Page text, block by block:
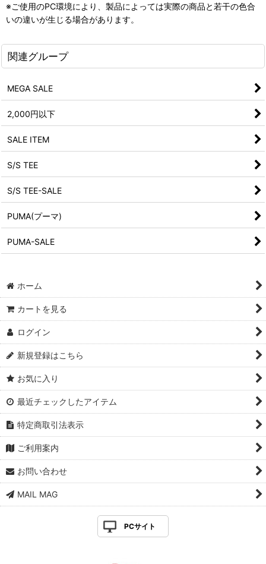
※ご使用のPC環境により、製品によっては実際の商品と若干の色合
いの違いが生じる場合があります。
関連グループ
MEGA SALE
2,000円以下
SALE ITEM
S/S TEE
S/S TEE-SALE
PUMA(プーマ)
PUMA-SALE
ホーム
カートを見る
ログイン
新規登録はこちら
お気に入り
最近チェックしたアイテム
特定商取引法表示
ご利用案内
お問い合わせ
MAIL MAG
PCサイト